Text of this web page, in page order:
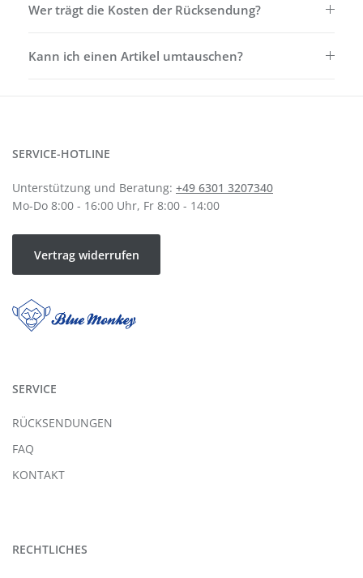
Wer trägt die Kosten der Rücksendung?
Kann ich einen Artikel umtauschen?
SERVICE-HOTLINE
Unterstützung und Beratung: +49 6301 3207340
Mo-Do 8:00 - 16:00 Uhr, Fr 8:00 - 14:00
Vertrag widerrufen
SERVICE
RÜCKSENDUNGEN
FAQ
KONTAKT
RECHTLICHES